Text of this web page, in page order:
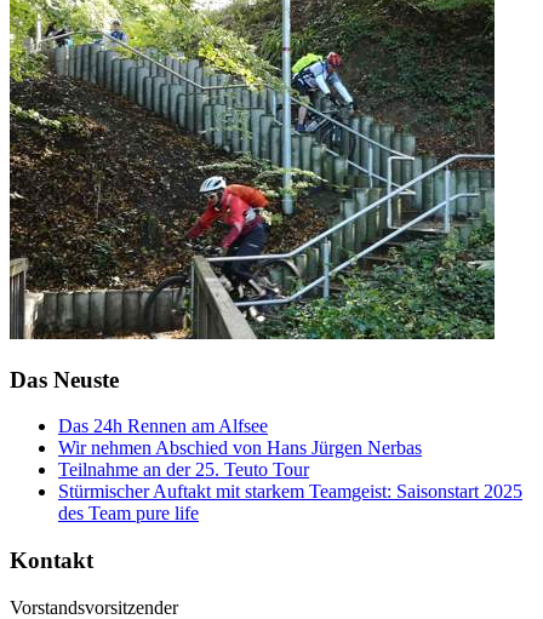
Das Neuste
Das 24h Rennen am Alfsee
Wir nehmen Abschied von Hans Jürgen Nerbas
Teilnahme an der 25. Teuto Tour
Stürmischer Auftakt mit starkem Teamgeist: Saisonstart 2025
des Team pure life
Kontakt
Vorstandsvorsitzender